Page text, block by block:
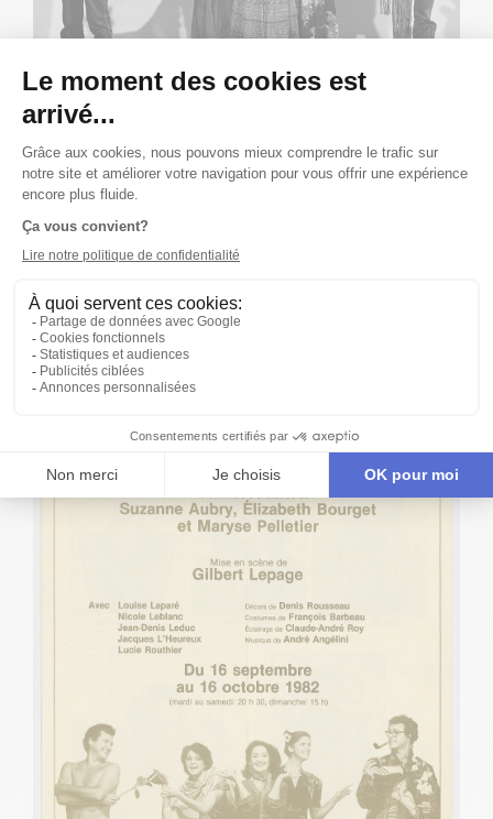
DÉCOUVREZ LES PHOTOS
PROMOTIONNELLES DE MON HOMME!
Toute l'équipe de création se livrent à une séance photo
pour promouvoir cette création!